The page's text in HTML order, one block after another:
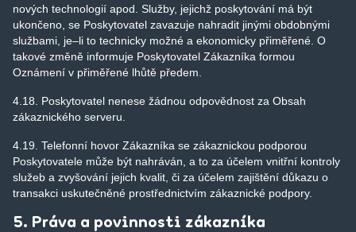
nových technologií apod. Služby, jejichž poskytování má být
ukončeno, se Poskytovatel zavazuje nahradit jinými obdobnými
službami, je–li to technicky možné a ekonomicky přiměřené. O
takové změně informuje Poskytovatel Zákazníka formou
Oznámení v přiměřené lhůtě předem.
4.18. Poskytovatel nenese žádnou odpovědnost za Obsah
zákaznického serveru.
4.19. Telefonní hovor Zákazníka se zákaznickou podporou
Poskytovatele může být nahráván, a to za účelem vnitřní kontroly
služeb a zvyšování jejich kvalit, či za účelem zajištění důkazu o
transakci uskutečněné prostřednictvím zákaznické podpory.
5. Práva a povinnosti zákazníka